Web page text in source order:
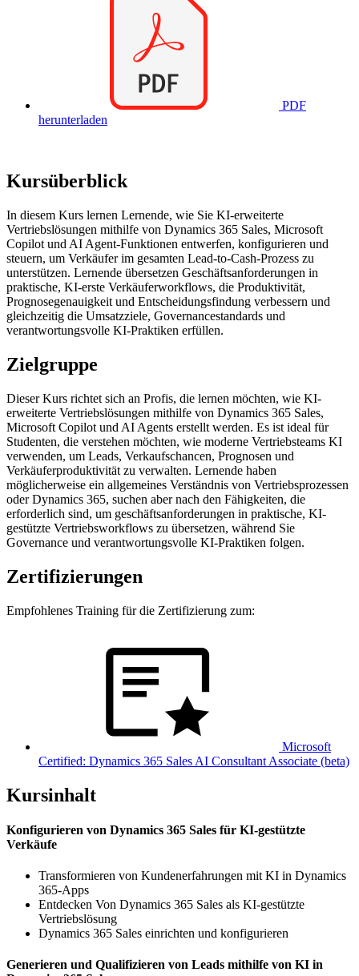
PDF
herunterladen
Kursüberblick
In diesem Kurs lernen Lernende, wie Sie KI-erweiterte
Vertriebslösungen mithilfe von Dynamics 365 Sales, Microsoft
Copilot und AI Agent-Funktionen entwerfen, konfigurieren und
steuern, um Verkäufer im gesamten Lead-to-Cash-Prozess zu
unterstützen. Lernende übersetzen Geschäftsanforderungen in
praktische, KI-erste Verkäuferworkflows, die Produktivität,
Prognosegenauigkeit und Entscheidungsfindung verbessern und
gleichzeitig die Umsatzziele, Governancestandards und
verantwortungsvolle KI-Praktiken erfüllen.
Zielgruppe
Dieser Kurs richtet sich an Profis, die lernen möchten, wie KI-
erweiterte Vertriebslösungen mithilfe von Dynamics 365 Sales,
Microsoft Copilot und AI Agents erstellt werden. Es ist ideal für
Studenten, die verstehen möchten, wie moderne Vertriebsteams KI
verwenden, um Leads, Verkaufschancen, Prognosen und
Verkäuferproduktivität zu verwalten. Lernende haben
möglicherweise ein allgemeines Verständnis von Vertriebsprozessen
oder Dynamics 365, suchen aber nach den Fähigkeiten, die
erforderlich sind, um geschäftsanforderungen in praktische, KI-
gestützte Vertriebsworkflows zu übersetzen, während Sie
Governance und verantwortungsvolle KI-Praktiken folgen.
Zertifizierungen
Empfohlenes Training für die Zertifizierung zum:
Microsoft
Certified: Dynamics 365 Sales AI Consultant Associate (beta)
Kursinhalt
Konfigurieren von Dynamics 365 Sales für KI-gestützte
Verkäufe
Transformieren von Kundenerfahrungen mit KI in Dynamics
365-Apps
Entdecken Von Dynamics 365 Sales als KI-gestützte
Vertriebslösung
Dynamics 365 Sales einrichten und konfigurieren
Generieren und Qualifizieren von Leads mithilfe von KI in